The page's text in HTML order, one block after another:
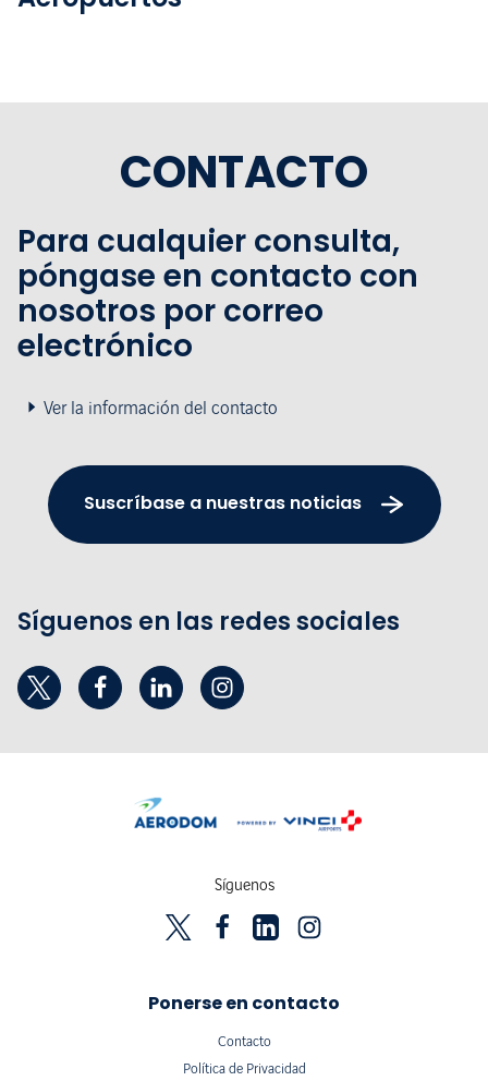
CONTACTO
Para cualquier consulta,
póngase en contacto con
nosotros por correo
electrónico
Ver la información del contacto
Suscríbase a nuestras noticias
Síguenos en las redes sociales
Síguenos
Ponerse en contacto
Contacto
Política de Privacidad